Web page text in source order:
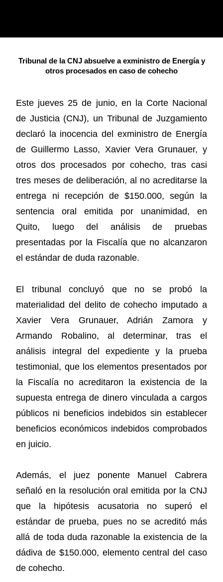
Tribunal de la CNJ absuelve a exministro de Energía y
otros procesados en caso de cohecho
Este jueves 25 de junio, en la Corte Nacional
de Justicia (CNJ), un Tribunal de Juzgamiento
declaró la inocencia del exministro de Energía
de Guillermo Lasso, Xavier Vera Grunauer, y
otros dos procesados por cohecho, tras casi
tres meses de deliberación, al no acreditarse la
entrega ni recepción de $150.000, según la
sentencia oral emitida por unanimidad, en
Quito, luego del análisis de pruebas
presentadas por la Fiscalía que no alcanzaron
el estándar de duda razonable.
El tribunal concluyó que no se probó la
materialidad del delito de cohecho imputado a
Xavier Vera Grunauer, Adrián Zamora y
Armando Robalino, al determinar, tras el
análisis integral del expediente y la prueba
testimonial, que los elementos presentados por
la Fiscalía no acreditaron la existencia de la
supuesta entrega de dinero vinculada a cargos
públicos ni beneficios indebidos sin establecer
beneficios económicos indebidos comprobados
en juicio.
Además, el juez ponente Manuel Cabrera
señaló en la resolución oral emitida por la CNJ
que la hipótesis acusatoria no superó el
estándar de prueba, pues no se acreditó más
allá de toda duda razonable la existencia de la
dádiva de $150.000, elemento central del caso
de cohecho.